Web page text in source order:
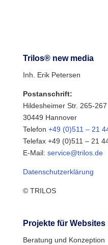
Trilos® new media
Inh. Erik Petersen
Postanschrift:
Hildesheimer Str. 265-267
30449 Hannover
Telefon +49 (0)511 – 21
Telefax +49 (0)511 – 21
E-Mail: service@trilos.de
Datenschutzerklärung
© TRILOS
Projekte für
Beratung und Konzeption